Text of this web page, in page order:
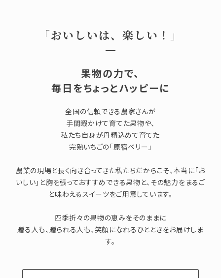
「おいしいは、楽しい！」
果物の力で、
全国の信頼できる農家さんが
手間暇かけて育てた果物や、
私たち自身が丹精込めて育てた
完熟いちごの「原宿ベリー」
農業の現場と長く向き合ってきた私たちだからこそ、本当に「お
いしい」と胸を張っておすすめできる果物と、その魅力をまるご
と味わえるスイーツをご用意しています。
四季折々の果物の恵みをそのままに
贈る人も、贈られる人も、笑顔になれるひとときをお届けしま
す。